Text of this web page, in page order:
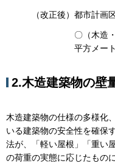
（改正後）都市計画
〇（木造
平方メー
2.木造建築物の壁
木造建築物の仕様の多様化
いる建築物の安全性を確保
法が、「軽い屋根」「重い
の荷重の実態に応じたもの